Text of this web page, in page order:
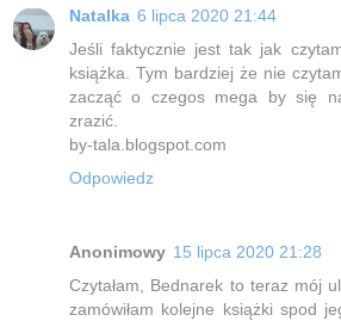
Natalka 6 lipca 2020 21:44
Jeśli faktycznie jest tak jak
książka. Tym bardziej że nie
zacząć o czegos mega by się
zrazić.
by-tala.blogspot.com
Odpowiedz
Anonimowy 15 lipca 2020 21:28
Czytałam, Bednarek to teraz mój
zamówiłam kolejne książki spod